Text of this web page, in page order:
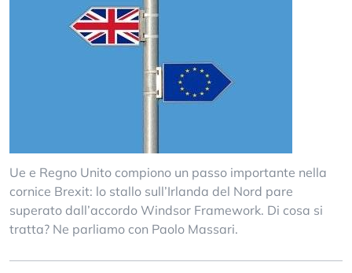
Ue e Regno Unito compiono un passo importante nella
cornice Brexit: lo stallo sull’Irlanda del Nord pare
superato dall’accordo Windsor Framework. Di cosa si
tratta? Ne parliamo con Paolo Massari.